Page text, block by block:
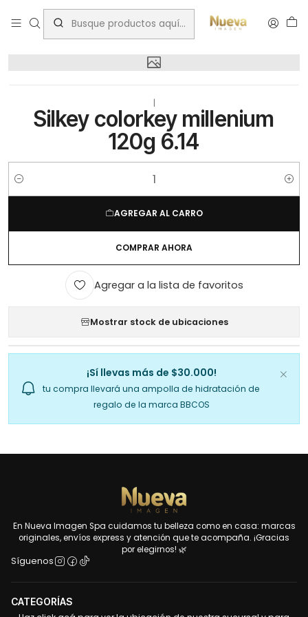
Inicio Silkey colorkey millenium 120g 6.14
|
Silkey colorkey millenium
120g 6.14
Cantidad
AGREGAR AL CARRO
COMPRAR AHORA
Agregar a la lista de favoritos
Mostrar stock de ubicaciones
¡Sí llevas más de $30.000!
tu compra llevará una ampolla de hidratación de
regalo de la marca BBCOS
En Nueva Imagen Spa cuidamos tu belleza como en casa: marcas
originales, envíos express y atención que te acompaña. ¡Gracias
por elegirnos! 🌿
Síguenos
CATEGORÍAS